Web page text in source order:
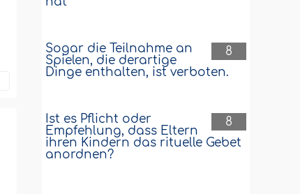
8
Sogar die Teilnahme an
Spielen, die derartige
Dinge enthalten, ist verboten.
8
Ist es Pflicht oder
Empfehlung, dass Eltern
ihren Kindern das rituelle Gebet
anordnen?